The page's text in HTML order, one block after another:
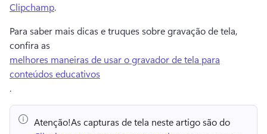
Clipchamp.
Para saber mais dicas e truques sobre gravação de tela,
confira as
melhores maneiras de usar o gravador de tela para
conteúdos educativos
.
Atenção!